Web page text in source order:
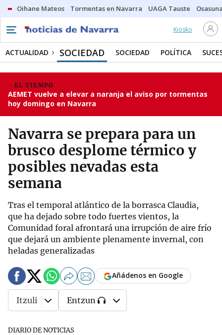
Oihane Mateos Tormentas en Navarra UAGA Tauste
Kiosko
ACTUALIDAD SOCIEDAD SOCIEDAD POLÍTICA
EL TIEMPO
AEMET vuelve a elevar a naranja el aviso por tormentas
hoy domingo en Navarra
Navarra se prepara para un
brusco desplome térmico y
posibles nevadas esta
semana
Tras el temporal atlántico de la borrasca Claudia,
que ha dejado sobre todo fuertes vientos, la
Comunidad foral afrontará una irrupción de aire frío
que dejará un ambiente plenamente invernal, con
heladas generalizadas
DIARIO DE NOTICIAS
Añádenos en Google
Itzuli Entzun